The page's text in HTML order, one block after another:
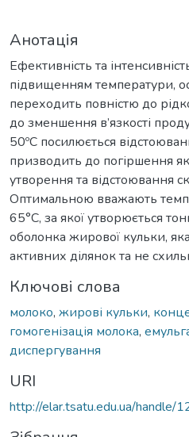
Анотація
Ефективність та
підвищенням температури,
переходить повністю до
до зменшення в’язкості
50ºС посилюється
призводить до погіршення
утворення та відстоювання
Оптимальною вважають
65°С, за якої утворюється
оболонка жирової кульки,
активних ділянок та не
Ключові слова
молоко, жирові кульки,
гомогенізація молока,
диспергування
URI
http://elar.tsatu.edu.ua/